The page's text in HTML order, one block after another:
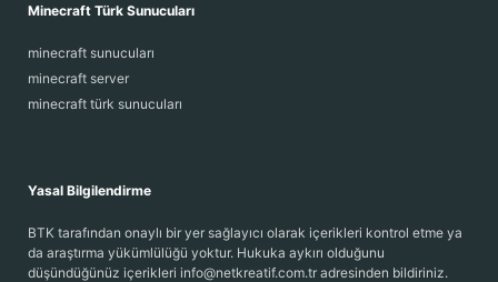
Minecraft Türk Sunucuları
minecraft sunucuları
minecraft server
minecraft türk sunucuları
Yasal Bilgilendirme
BTK tarafından onaylı bir yer sağlayıcı olarak içerikleri kontrol etme ya
da araştırma yükümlülüğü yoktur. Hukuka aykırı olduğunu
düşündüğünüz içerikleri info@netkreatif.com.tr adresinden bildiriniz.